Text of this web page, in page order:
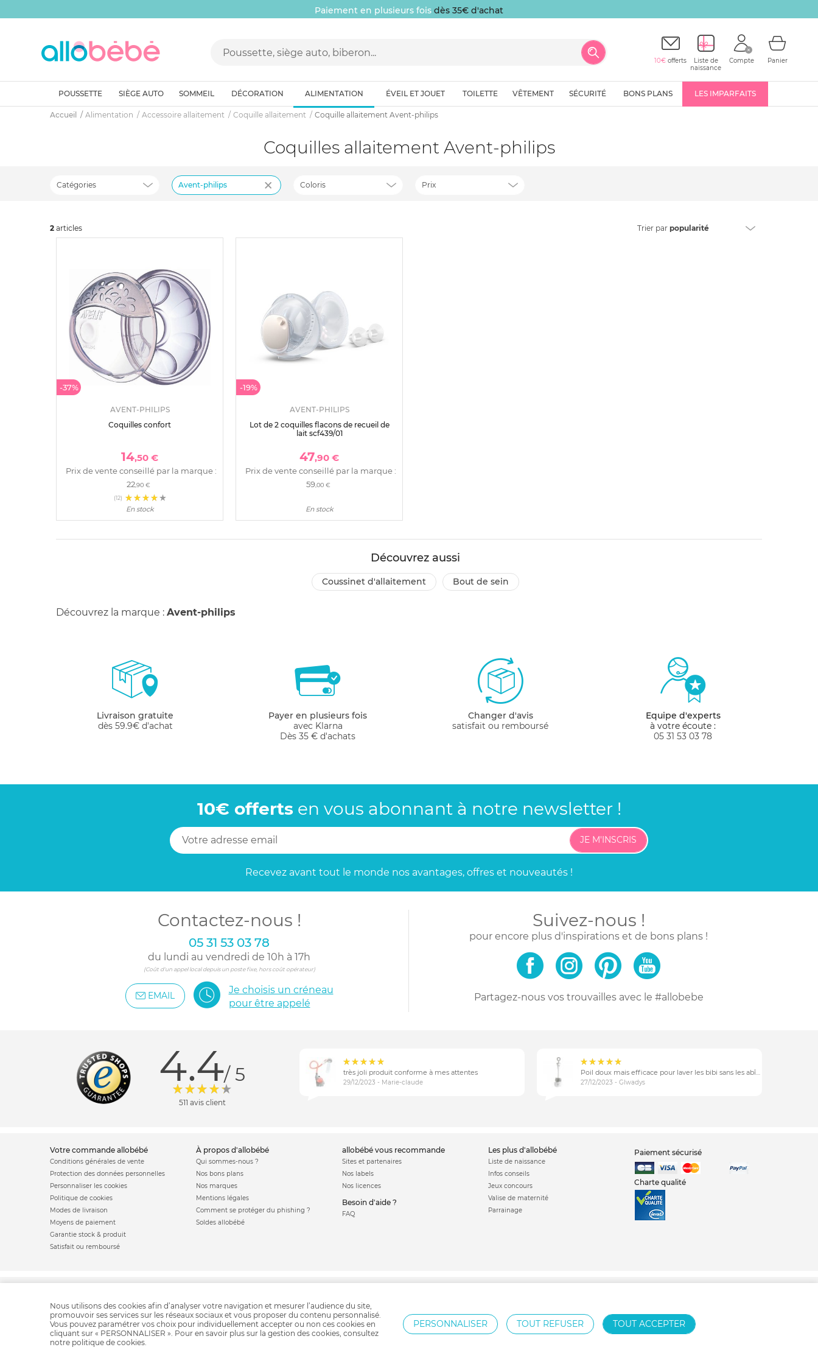
Paiement en plusieurs fois dès 35€ d'achat
10€ offerts
Liste de
naissance
Compte Panier
POUSSETTE SIÈGE AUTO SOMMEIL DÉCORATION ALIMENTATION ÉVEIL ET JOUET TOILETTE VÊTEMENT SÉCURITÉ BONS PLANS LES IMPARFAITS
Accueil Alimentation Accessoire allaitement Coquille allaitement Coquille allaitement Avent-philips
Coquilles allaitement Avent-philips
Catégories Avent-philips Coloris Prix
2 articles Trier par popularité
-37%
AVENT-PHILIPS
Coquilles confort
14,50 €
Prix de vente conseillé par la marque :
22,90 €
(12)
En stock
-19%
AVENT-PHILIPS
Lot de 2 coquilles flacons de recueil de
lait scf439/01
47,90 €
Prix de vente conseillé par la marque :
59,00 €
En stock
Découvrez aussi
coussinet d'allaitement bout de sein
Découvrez la marque : Avent-philips
Livraison gratuite
dès 59.9€ d'achat
Payer en plusieurs fois
avec Klarna
Dès 35 € d'achats
Changer d'avis
satisfait ou remboursé
Equipe d'experts
à votre écoute :
05 31 53 03 78
10€ offertsen vous abonnantà notre newsletter !
JE M'INSCRIS
Recevez avant tout le monde nos avantages, offres et nouveautés !
Contactez-nous !
05 31 53 03 78
du lundi au vendredi de 10h à 17h
(Coût d'un appel local depuis un poste fixe, hors coût opérateur)
EMAIL
Je choisis un créneau
pour être appelé
Suivez-nous !
pour encore plus d'inspirations et de bons plans !
Partagez-nous vos trouvaillesavec le #allobebe
4.4/ 5
511 avis client
très joli produit conforme à mes attentes
29/12/2023 - Marie-claude 27/12/2023 - Glwadys
votre commande allobébé
Conditions générales de vente
Protection des données personnelles
Personnaliser les cookies
Politique de cookies
Modes de livraison
Moyens de paiement
Garantie stock & produit
Satisfait ou remboursé
à propos d'allobébé
Qui sommes-nous ?
Nos bons plans
Nos marques
Mentions légales
Comment se protéger du phishing ?
Soldes allobébé
allobébé vous recommande
Sites et partenaires
Nos labels
Nos licences
Besoin d'aide ?
FAQ
les plus d'allobébé
Liste de naissance
Infos conseils
Jeux concours
Valise de maternité
Parrainage
Paiement sécurisé
Charte qualité
Nous utilisons des cookies afin d’analyser votre navigation et mesurer l’audience du site,
promouvoir ses services sur les réseaux sociaux et vous proposer du contenu personnalisé.
Vous pouvez paramétrer vos choix pour individuellement accepter ou non ces cookies en
cliquant sur « PERSONNALISER ». Pour en savoir plus sur la gestion des cookies, consultez
notre politique de cookies.
PERSONNALISER TOUT REFUSER TOUT ACCEPTER